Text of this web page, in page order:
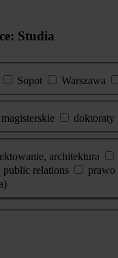
Studia
Sopot Warszawa
doktoraty
architektura
public relations prawo